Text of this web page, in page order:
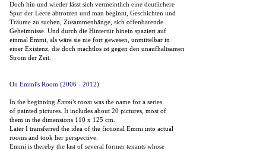
Doch hin und wieder lässt sich vermeintlich eine deutlichere
Spur der Leere abtrotzen und man beginnt, Geschichten und
Träume zu suchen, Zusammenhänge, sich offenbarende
Geheimnisse. Und durch die Hintertür hinein spaziert auf
einmal Emmi, als wäre sie nie fort gewesen, unmittelbar in
einer Existenz, die doch machtlos ist gegen den unaufhaltsamen
Strom der Zeit.
On Emmi's Room (2006 - 2012)
In the beginning Emmi's room was the name for a series
of painted pictures. It includes about 20 pictures, most of
them in the dimensions 110 x 125 cm.
Later I transferred the idea of the fictional Emmi into actual
rooms and took her perspective.
Emmi is thereby the last of several former tenants whose